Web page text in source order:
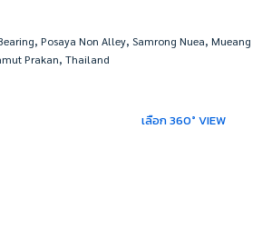
หนือ อำเภอเมืองสมุทรปราการ สมุทรปราการ 10270
ท เบสท์โฮมคอนโด จำกัด#BESTHOMECONDO
Posaya Non Alley, Samrong Nuea, Mueang
Prakan, Thailand
เลือก 360° VIEW